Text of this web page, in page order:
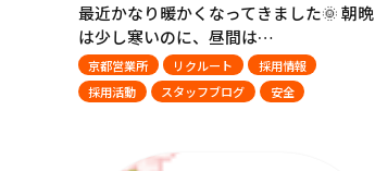
最近かなり暖かくなってきました🌞 朝晩
は少し寒いのに、昼間は…
京都営業所 リクルート
採用情報
採用活動
スタッフブログ 安全